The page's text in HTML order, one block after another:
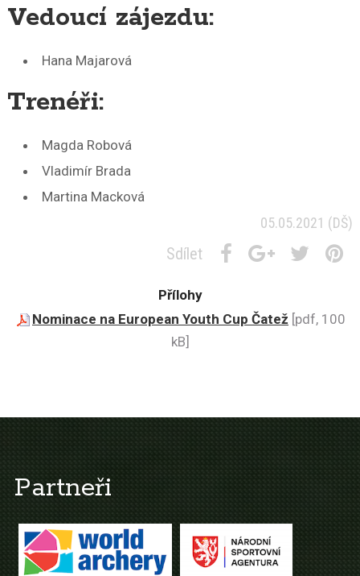
Vedoucí zájezdu:
Hana Majarová
Trenéři:
Magda Robová
Vladimír Brada
Martina Macková
05.05.2021 (DŠ)
Sdílet
Přílohy
Nominace na European Youth Cup Čatež [pdf, 100
kB]
Partneři